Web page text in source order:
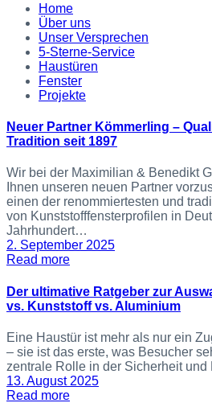
Home
Über uns
Unser Versprechen
5-Sterne-Service
Haustüren
Fenster
Projekte
Neuer Partner Kömmerling –
Tradition seit 1897
Wir bei der Maximilian & Benedikt
Ihnen unseren neuen Partner
einen der renommiertesten und
von Kunststofffensterprofilen in
Jahrhundert…
2. September 2025
Read more
Der ultimative Ratgeber zur
vs. Kunststoff vs. Aluminium
Eine Haustür ist mehr als nur ein
– sie ist das erste, was Besucher
zentrale Rolle in der Sicherheit
13. August 2025
Read more